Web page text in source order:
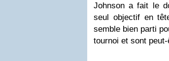
Johnson a fait le
seul objectif en
semble bien parti
tournoi et sont